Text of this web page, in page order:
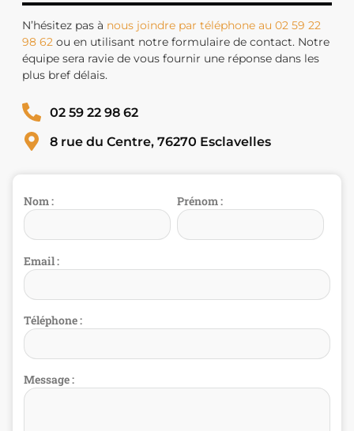
N’hésitez pas à nous joindre par téléphone au 02 59 22
98 62 ou en utilisant notre formulaire de contact. Notre
équipe sera ravie de vous fournir une réponse dans les
plus bref délais.
02 59 22 98 62
8 rue du Centre, 76270 Esclavelles
Nom : Prénom :
Email :
Téléphone :
Message :